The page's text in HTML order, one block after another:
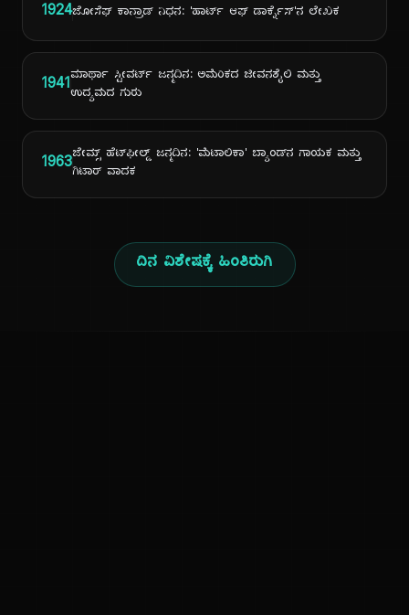
1924ಜೋಸೆಫ್ ಕಾನ್ರಾಡ್ ನಿಧನ: 'ಹಾರ್ಟ್ ಆಫ್ ಡಾರ್ಕ್ನೆಸ್'ನ ಲೇಖಕ
1941ಮಾರ್ಥಾ ಸ್ಟೀವರ್ಟ್ ಜನ್ಮದಿನ: ಅಮೆರಿಕದ ಜೀವನಶೈಲಿ ಮತ್ತು
ಉದ್ಯಮದ ಗುರು
1963ಜೇಮ್ಸ್ ಹೆಟ್‌ಫೀಲ್ಡ್ ಜನ್ಮದಿನ: 'ಮೆಟಾಲಿಕಾ' ಬ್ಯಾಂಡ್‌ನ ಗಾಯಕ ಮತ್ತು
ಗಿಟಾರ್ ವಾದಕ
ದಿನ ವಿಶೇಷಕ್ಕೆ ಹಿಂತಿರುಗಿ